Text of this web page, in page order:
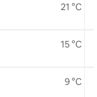
21 °C
15 °C
9 °C